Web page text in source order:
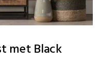
met Black